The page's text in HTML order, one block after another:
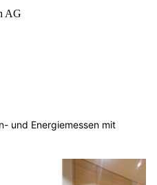
und Energiemessen mit